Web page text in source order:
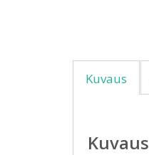
Kuvaus
Kuvaus